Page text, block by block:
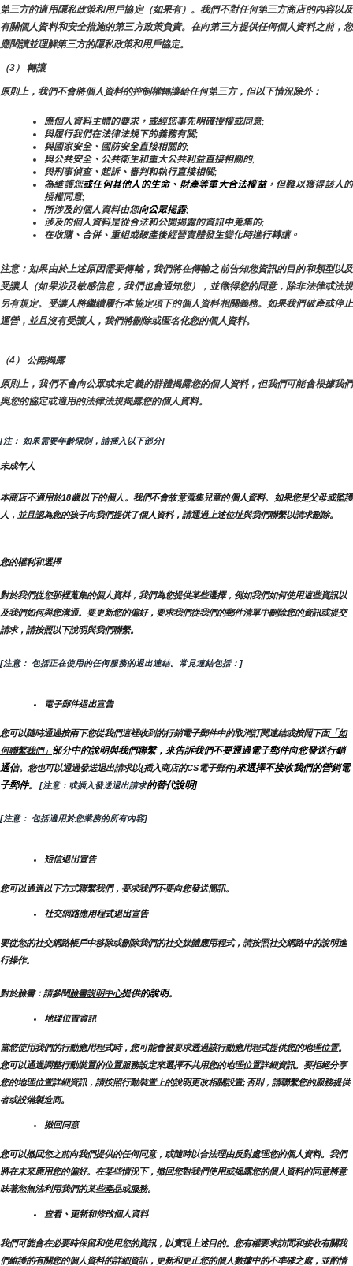
第三方的適用隱私政策和用戶協定（如果有）。我們不對任何第三方商店的內容以及
有關個人資料和安全措施的第三方政策負責。在向第三方提供任何個人資料之前，您
應閱讀並理解第三方的隱私政策和用戶協定。
（3） 轉讓
原則上，我們不會將個人資料的控制權轉讓給任何第三方，但以下情況除外：
應個人資料主體的要求，或經您事先明確授權或同意;
與履行我們在法律法規下的義務有關;
與國家安全、國防安全直接相關的;
與公共安全、公共衛生和重大公共利益直接相關的;
與刑事偵查、起訴、審判和執行直接相關;
為維護您或任何其他人的生命、財產等重大合法權益，但難以獲得該人的
授權同意;
所涉及的個人資料由您向公眾揭露;
涉及的個人資料是從合法和公開揭露的資訊中蒐集的;
在收購、合併、重組或破產後經營實體發生變化時進行轉讓。
注意：如果由於上述原因需要傳輸，我們將在傳輸之前告知您資訊的目的和類型以及
受讓人（如果涉及敏感信息，我們也會通知您），並徵得您的同意，除非法律或法規
另有規定。受讓人將繼續履行本協定項下的個人資料相關義務。如果我們破產或停止
運營，並且沒有受讓人，我們將刪除或匿名化您的個人資料。
（4） 公開揭露
原則上，我們不會向公眾或未定義的群體揭露您的個人資料，但我們可能會根據我們
與您的協定或適用的法律法規揭露您的個人資料。
[注： 如果需要年齡限制，請插入以下部分]
未成年人
本商店不適用於18歲以下的個人。我們不會故意蒐集兒童的個人資料。如果您是父母或監護
人，並且認為您的孩子向我們提供了個人資料，請通過上述位址與我們聯繫以請求刪除。
您的權利和選擇
對於我們從您那裡蒐集的個人資料，我們為您提供某些選擇，例如我們如何使用這些資訊以
及我們如何與您溝通。要更新您的偏好，要求我們從我們的郵件清單中刪除您的資訊或提交
請求，請按照以下說明與我們聯繫。
[注意： 包括正在使用的任何服務的退出連結。常見連結包括：]
電子郵件退出宣告
您可以隨時通過按兩下您從我們這裡收到的行銷電子郵件中的取消訂閱連結或按照下面「如
何聯繫我們」 部分中的說明與我們聯繫，來告訴我們不要通過電子郵件向您發送行銷
通信。您也可以通過發送退出請求以{插入商店的CS電子郵件]來選擇不接收我們的營銷電
子郵件。 [注意：或插入發送退出請求的替代說明]
[注意： 包括適用於您業務的所有內容]
短信退出宣告
您可以通過以下方式聯繫我們，要求我們不要向您發送簡訊。
社交網路應用程式退出宣告
要從您的社交網路帳戶中移除或刪除我們的社交媒體應用程式，請按照社交網路中的說明進
行操作。
對於臉書：請參閱臉書説明中心提供的說明。
地理位置資訊
當您使用我們的行動應用程式時，您可能會被要求透過該行動應用程式提供您的地理位置。
您可以通過調整行動裝置的位置服務設定來選擇不共用您的地理位置詳細資訊。要拒絕分享
您的地理位置詳細資訊，請按照行動裝置上的說明更改相關設置;否則，請聯繫您的服務提供
者或設備製造商。
撤回同意
您可以撤回您之前向我們提供的任何同意，或隨時以合法理由反對處理您的個人資料。我們
將在未來應用您的偏好。在某些情況下，撤回您對我們使用或揭露您的個人資料的同意將意
味著您無法利用我們的某些產品或服務。
查看、更新和修改個人資料
我們可能會在必要時保留和使用您的資訊，以實現上述目的。您有權要求訪問和接收有關我
們維護的有關您的個人資料的詳細資訊，更新和更正您的個人數據中的不準確之處，並酌情